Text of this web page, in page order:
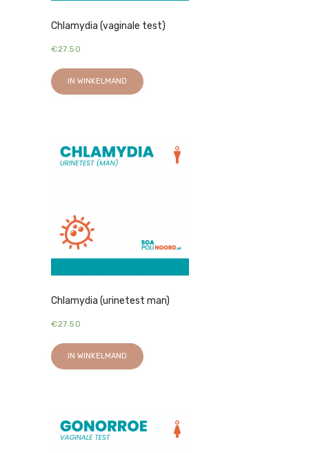
Chlamydia (vaginale test)
€27.50
IN WINKELMAND
Chlamydia (urinetest man)
€27.50
IN WINKELMAND